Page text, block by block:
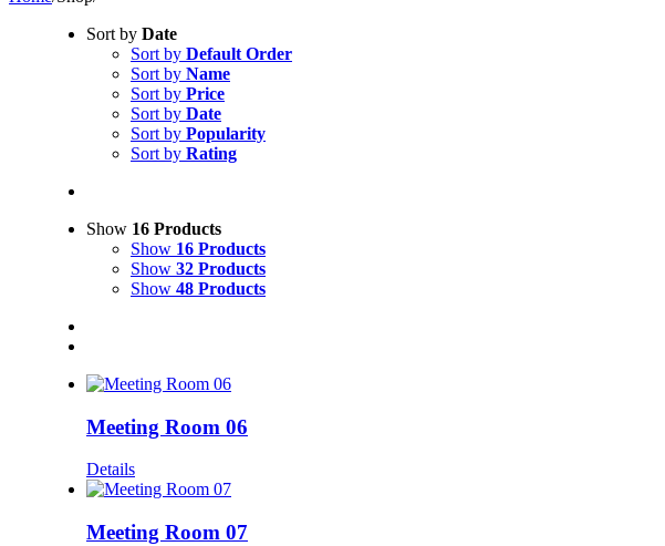
Sort by Date
Sort by Default Order
Sort by Name
Sort by Price
Sort by Date
Sort by Popularity
Sort by Rating
Show 16 Products
Show 16 Products
Show 32 Products
Show 48 Products
Meeting Room 06
Details
Meeting Room 07